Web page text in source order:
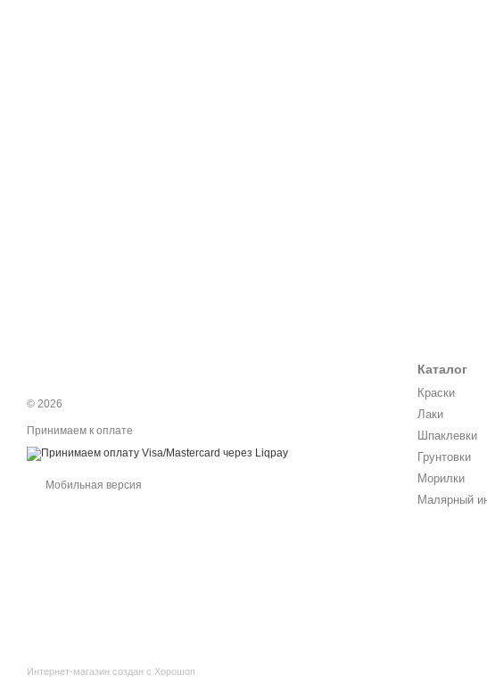
© 2026
Принимаем к оплате
Мобильная версия
Интернет-магазин создан с Хорошоп
Каталог
Краски
Лаки
Шпаклевки
Грунтовки
Морилки
Малярный